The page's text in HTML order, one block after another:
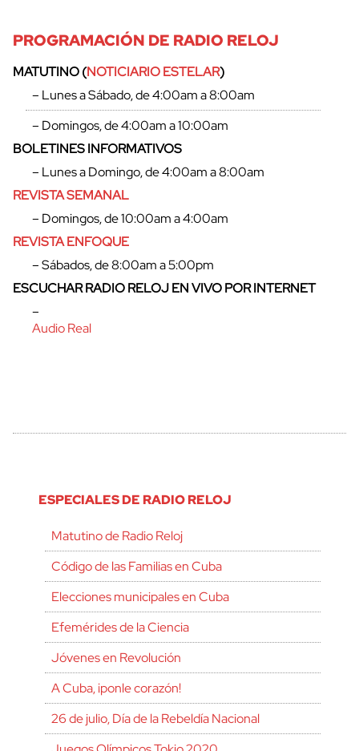
cerrar
PROGRAMACIÓN DE RADIO RELOJ
MATUTINO (NOTICIARIO ESTELAR)
– Lunes a Sábado, de 4:00am a 8:00am
– Domingos, de 4:00am a 10:00am
BOLETINES INFORMATIVOS
– Lunes a Domingo, de 4:00am a 8:00am
REVISTA SEMANAL
– Domingos, de 10:00am a 4:00am
REVISTA ENFOQUE
– Sábados, de 8:00am a 5:00pm
ESCUCHAR RADIO RELOJ EN VIVO POR INTERNET
–
Audio Real
ESPECIALES DE RADIO RELOJ
Matutino de Radio Reloj
Código de las Familias en Cuba
Elecciones municipales en Cuba
Efemérides de la Ciencia
Jóvenes en Revolución
A Cuba, ¡ponle corazón!
26 de julio, Día de la Rebeldía Nacional